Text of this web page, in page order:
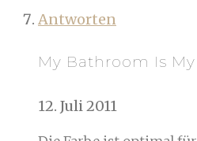
Antworten
My Bathroom Is
12. Juli 2011